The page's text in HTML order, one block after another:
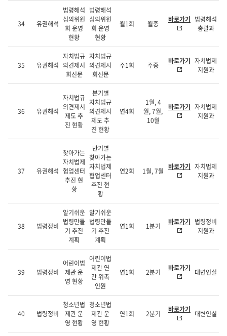
34 유권해석
법령해석
심의위원
회 운영
현황
법령해석
심의위원
회 운영
현황
월1회 월중 바로가기 법령해석
총괄과
35 유권해석
자치법규
의견제시
회신문
자치법규
의견제시
회신문
주1회 주중 바로가기 자치법제
지원과
36 유권해석
자치법규
의견제시
제도 추
진 현황
분기별
자치법규
의견제시
제도 추
진 현황
연4회
1월, 4
월, 7월,
10월
바로가기 자치법제
지원과
37 유권해석
찾아가는
자치법제
협업센터
추진 현
황
반기별
찾아가는
자치법제
협업센터
추진 현
황
연2회 1월, 7월 바로가기 자치법제
지원과
38 법령정비
알기쉬운
법령만들
기 추진
계획
알기쉬운
법령만들
기 추진
계획
연1회 1분기 바로가기 법령정비
지원과
39 법령정비
어린이법
제관 운
영 현황
어린이법
제관 연
간 위촉
인원
연1회 2분기 바로가기 대변인실
40 법령정비
청소년법
제관 운
영 현황
청소년법
제관 운
영 현황
연1회 2분기 바로가기 대변인실